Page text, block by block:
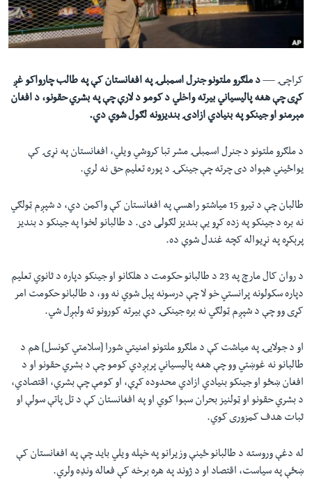
دلته
مخکې
لټون
واوړئ
اداریه
Learning English
FOLLOW US
ژبې
کراچۍ —د ملګرو ملتونو جنرل اسمبلۍ په افغانستان کې په طالب چارواکو غږ
کړی چې هغه پاليسياني بيرته واخلي د کومو د لارې چې په بشري حقونو، د افغان
مېرمنو او جينکو په بنيادي ازادۍ بنديزونه لګول شوي دي.
د ملګرو ملتونو د جنرل اسمبلۍ مشر تبا کروشي ویلي، افغانستان په نړۍ کې
يواځيني هېواد دی چرته چې جينکۍ د پوره تعليم حق نه لري.
طالبان چې د تيرو 15 میاشتو راهسې په افغانستان کې واکمن دي، د شپږم ټولګي
نه بره د جینکو په زده کړو يې بنديز لګولی دی. د طالبانو لخوا په جينکو د بندیز
پرېکړه په نړيواله کچه غندل شوې ده.
د روان کال مارچ په 23 د طالبانو حکومت د هلکانو او جينکو دپاره د ثانوي تعلیم
دپاره سکولونه پرانستي خو لا چې درسونه پېل شوي نه وو، د طالبانو حکومت امر
کړی وو چې د شپږم ټولګي نه بره جينکۍ دې بیرته کورونو ته ولېږل شي.
او د جولايۍ په مياشت کې د ملګرو ملتونو امنيتي شورا [سلامتي کونسل] هم د
طالبانو نه غوښتي وو چې هغه پاليسياني پرېږدي کومو چې د بشري حقونو او د
افغان ښځو او جينکو بنيادي ازادي محدوده کړې، او کومې چې بشري، اقتصادي،
د بشري حقونو او ټولنيز بحران سېوا کوي او په افغانستان کې د تل پاتې سولې او
ثبات هدف کمزوری کوي.
له دغې وروسته د طالبانو ځینې وزيرانو په خپله ویلي بايد چې په افغانستان کې
ښځې په سياست، اقتصاد او د ژوند په هره برخه کې فعاله ونډه ولري.